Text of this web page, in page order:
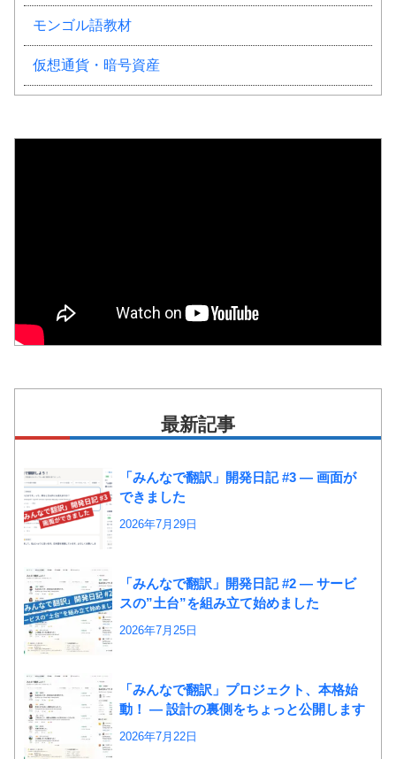
モンゴル語教材
仮想通貨・暗号資産
最新記事
「みんなで翻訳」開発日記 #3 ― 画面が
できました
2026年7月29日
「みんなで翻訳」開発日記 #2 ― サービ
スの”土台”を組み立て始めました
2026年7月25日
「みんなで翻訳」プロジェクト、本格始
動！ ― 設計の裏側をちょっと公開します
2026年7月22日